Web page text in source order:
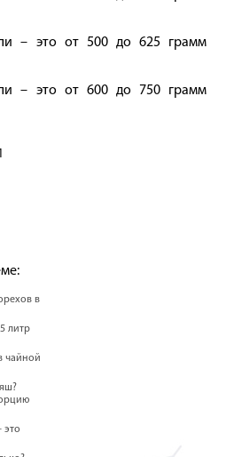
– это от 500 до 625 грамм
– это от 600 до 750 грамм
в
литр
чайной
это